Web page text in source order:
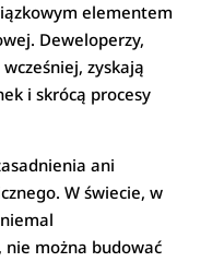
elementem
Deweloperzy,
zyskają
i skrócą procesy
ani
W świecie, w
można budować